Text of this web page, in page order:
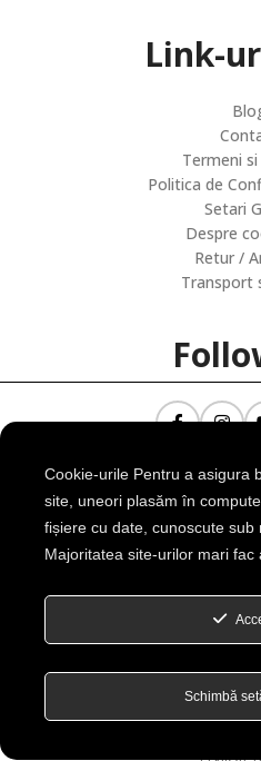
Link-
Termeni
Politica de
Setari
Despre
Retur /
Transport
Splaiul Unirii, Nr 160,
Telefon: +40
Email:
Deschide cu Waze
Cookie-urile Pentru a asigura
site, uneori plasăm în
fișiere cu date, cunoscute sub
Majoritatea site-urilor mari fac
Schimbă